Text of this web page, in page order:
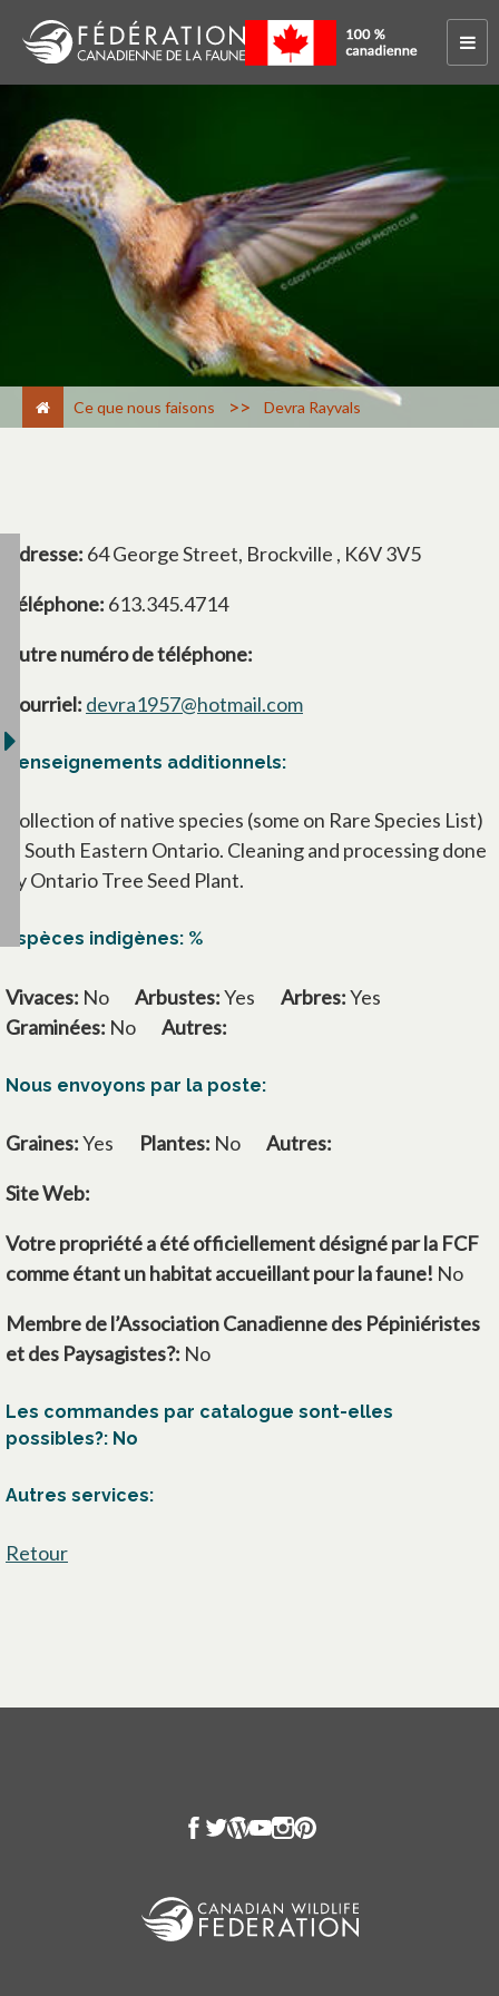
Ce que nous faisons > Devra Rayvals
Adresse: 64 George Street, Brockville , K6V 3V5
Téléphone: 613.345.4714
Autre numéro de téléphone:
Courriel: devra1957@hotmail.com
Renseignements additionnels:
Collection of native species (some on Rare Species List)
in South Eastern Ontario. Cleaning and processing done
by Ontario Tree Seed Plant.
Espèces indigènes: %
Vivaces: No Arbustes:Yes Arbres:Yes
Graminées: No Autres:
Nous envoyons par la poste:
Graines:Yes Plantes: No Autres:
Site Web:
Votre propriété a été officiellement désigné par la FCF
comme étant un habitat accueillant pour la faune! No
Membre de l’Association Canadienne des Pépiniéristes
et des Paysagistes?: No
Les commandes par catalogue sont-elles
possibles?: No
Autres services:
Retour